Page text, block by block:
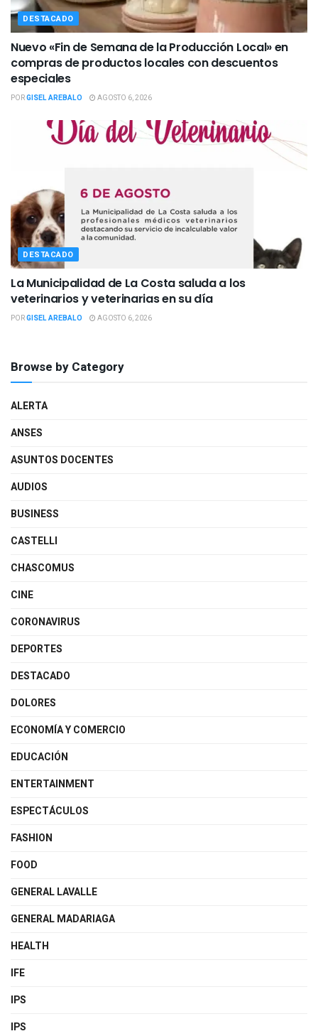
DESTACADO
Nuevo «Fin de Semana de la Producción Local» en
compras de productos locales con descuentos
especiales
PORGISEL AREBALO AGOSTO 6, 2026
DESTACADO
La Municipalidad de La Costa saluda a los
veterinarios y veterinarias en su día
PORGISEL AREBALO AGOSTO 6, 2026
Browse by Category
ALERTA
ANSES
ASUNTOS DOCENTES
AUDIOS
BUSINESS
CASTELLI
CHASCOMUS
CINE
CORONAVIRUS
DEPORTES
DESTACADO
DOLORES
ECONOMÍA Y COMERCIO
EDUCACIÓN
ENTERTAINMENT
ESPECTÁCULOS
FASHION
FOOD
GENERAL LAVALLE
GENERAL MADARIAGA
HEALTH
IFE
IPS
IPS